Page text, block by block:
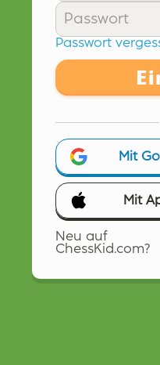
Passwort
Mit
Mit
Neu auf
ChessKid.com?